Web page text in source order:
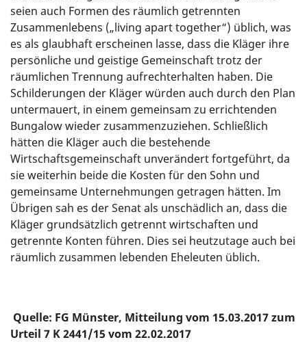
seien auch Formen des räumlich getrennten
Zusammenlebens („living apart together“) üblich, was
es als glaubhaft erscheinen lasse, dass die Kläger ihre
persönliche und geistige Gemeinschaft trotz der
räumlichen Trennung aufrechterhalten haben. Die
Schilderungen der Kläger würden auch durch den Plan
untermauert, in einem gemeinsam zu errichtenden
Bungalow wieder zusammenzuziehen. Schließlich
hätten die Kläger auch die bestehende
Wirtschaftsgemeinschaft unverändert fortgeführt, da
sie weiterhin beide die Kosten für den Sohn und
gemeinsame Unternehmungen getragen hätten. Im
Übrigen sah es der Senat als unschädlich an, dass die
Kläger grundsätzlich getrennt wirtschaften und
getrennte Konten führen. Dies sei heutzutage auch bei
räumlich zusammen lebenden Eheleuten üblich.
Quelle: FG Münster, Mitteilung vom 15.03.2017 zum
Urteil 7 K 2441/15 vom 22.02.2017